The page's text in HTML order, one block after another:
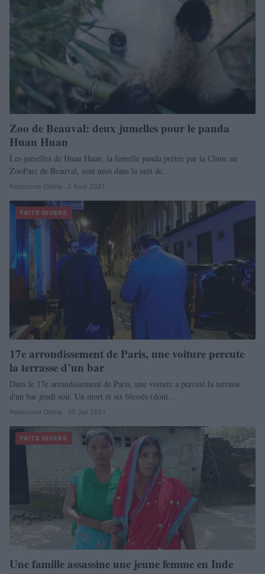
Zoo de Beauval: deux jumelles pour le panda
Huan Huan
Les jumelles de Huan Huan, la femelle panda prêtée par la Chine au
ZooParc de Beauval, sont nées dans la nuit de…
Redazione Online · 2 Août 2021
FAITS DIVERS
17e arrondissement de Paris, une voiture percute
la terrasse d’un bar
Dans le 17e arrondissement de Paris, une voiture a percuté la terrasse
d'un bar jeudi soir. Un mort et six blessés (dont…
Redazione Online · 30 Juil 2021
FAITS DIVERS
Une famille assassine une jeune femme en Inde